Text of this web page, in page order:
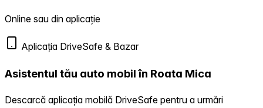
Online sau din aplicație
Aplicația DriveSafe & Bazar
Asistentul tău auto mobil în Roata Mica
Descarcă aplicația mobilă DriveSafe pentru a urmări